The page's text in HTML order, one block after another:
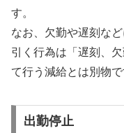
す。
なお、欠勤や遅刻な
引く行為は「遅刻、
て行う減給とは別物で
出勤停止